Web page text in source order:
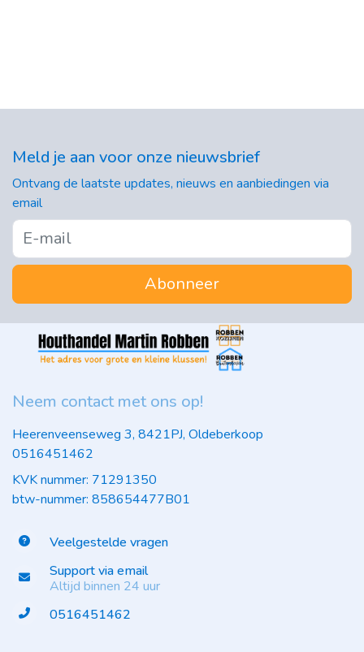
Meld je aan voor onze nieuwsbrief
Ontvang de laatste updates, nieuws en aanbiedingen via
email
Abonneer
Neem contact met ons op!
Heerenveenseweg 3, 8421PJ, Oldeberkoop
0516451462
KVK nummer: 71291350
btw-nummer: 858654477B01
Veelgestelde vragen
Support via email
Altijd binnen 24 uur
0516451462